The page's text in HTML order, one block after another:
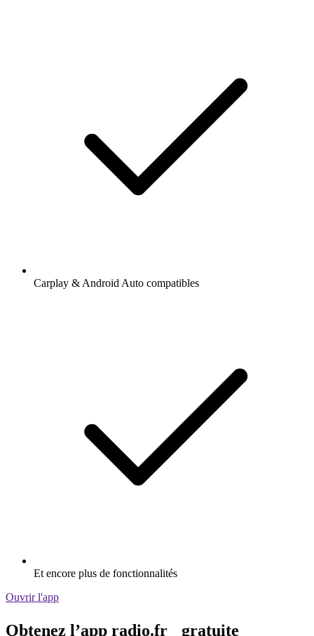
Carplay & Android Auto compatibles
Et encore plus de fonctionnalités
Ouvrir l'app
Obtenez l’app radio.fr gratuite